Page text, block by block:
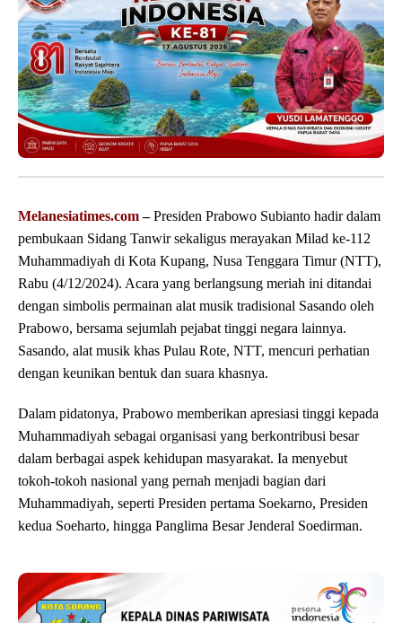
Melanesiatimes.com–Presiden Prabowo Subianto hadir dalam
pembukaan Sidang Tanwir sekaligus merayakan Milad ke-112
Muhammadiyah di Kota Kupang, Nusa Tenggara Timur (NTT),
Rabu (4/12/2024). Acara yang berlangsung meriah ini ditandai
dengan simbolis permainan alat musik tradisional Sasando oleh
Prabowo, bersama sejumlah pejabat tinggi negara lainnya.
Sasando, alat musik khas Pulau Rote, NTT, mencuri perhatian
dengan keunikan bentuk dan suara khasnya.
Dalam pidatonya, Prabowo memberikan apresiasi tinggi kepada
Muhammadiyah sebagai organisasi yang berkontribusi besar
dalam berbagai aspek kehidupan masyarakat. Ia menyebut
tokoh-tokoh nasional yang pernah menjadi bagian dari
Muhammadiyah, seperti Presiden pertama Soekarno, Presiden
kedua Soeharto, hingga Panglima Besar Jenderal Soedirman.